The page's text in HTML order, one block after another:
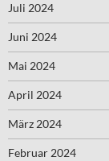
Juli 2024
Juni 2024
Mai 2024
April 2024
März 2024
Februar 2024